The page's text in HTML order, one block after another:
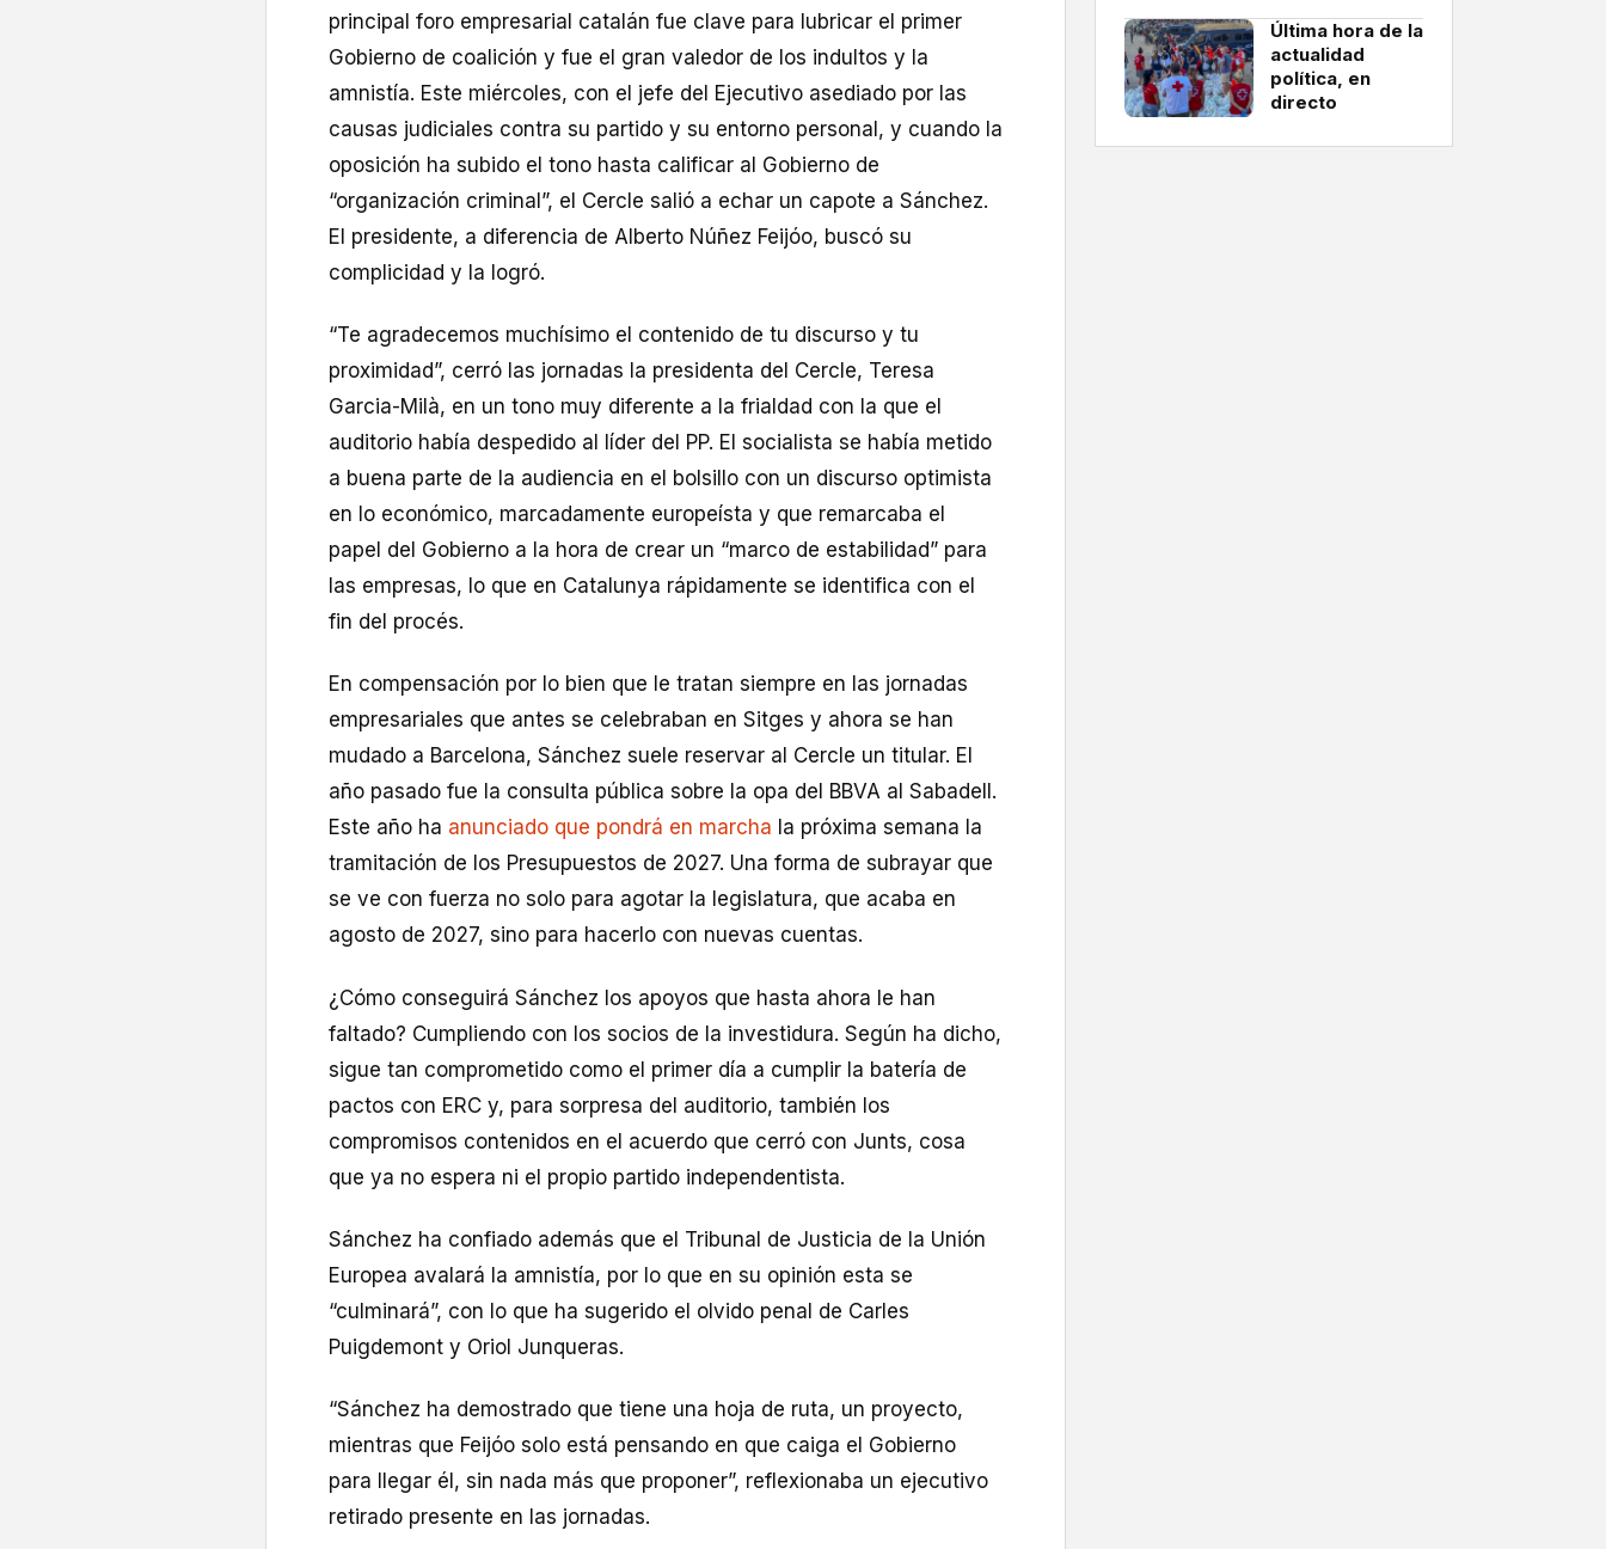
principal foro empresarial catalán fue clave para lubricar el primer
Gobierno de coalición y fue el gran valedor de los indultos y la
amnistía. Este miércoles, con el jefe del Ejecutivo asediado por las
causas judiciales contra su partido y su entorno personal, y cuando la
oposición ha subido el tono hasta calificar al Gobierno de
“organización criminal”, el Cercle salió a echar un capote a Sánchez.
El presidente, a diferencia de Alberto Núñez Feijóo, buscó su
complicidad y la logró.
“Te agradecemos muchísimo el contenido de tu discurso y tu
proximidad”, cerró las jornadas la presidenta del Cercle, Teresa
Garcia-Milà, en un tono muy diferente a la frialdad con la que el
auditorio había despedido al líder del PP. El socialista se había metido
a buena parte de la audiencia en el bolsillo con un discurso optimista
en lo económico, marcadamente europeísta y que remarcaba el
papel del Gobierno a la hora de crear un “marco de estabilidad” para
las empresas, lo que en Catalunya rápidamente se identifica con el
fin del procés.
En compensación por lo bien que le tratan siempre en las jornadas
empresariales que antes se celebraban en Sitges y ahora se han
mudado a Barcelona, Sánchez suele reservar al Cercle un titular. El
año pasado fue la consulta pública sobre la opa del BBVA al Sabadell.
Este año ha anunciado que pondrá en marcha la próxima semana la
tramitación de los Presupuestos de 2027. Una forma de subrayar que
se ve con fuerza no solo para agotar la legislatura, que acaba en
agosto de 2027, sino para hacerlo con nuevas cuentas.
¿Cómo conseguirá Sánchez los apoyos que hasta ahora le han
faltado? Cumpliendo con los socios de la investidura. Según ha dicho,
sigue tan comprometido como el primer día a cumplir la batería de
pactos con ERC y, para sorpresa del auditorio, también los
compromisos contenidos en el acuerdo que cerró con Junts, cosa
que ya no espera ni el propio partido independentista.
Sánchez ha confiado además que el Tribunal de Justicia de la Unión
Europea avalará la amnistía, por lo que en su opinión esta se
“culminará”, con lo que ha sugerido el olvido penal de Carles
Puigdemont y Oriol Junqueras.
“Sánchez ha demostrado que tiene una hoja de ruta, un proyecto,
mientras que Feijóo solo está pensando en que caiga el Gobierno
para llegar él, sin nada más que proponer”, reflexionaba un ejecutivo
retirado presente en las jornadas.
Última hora de la
actualidad
política, en
directo